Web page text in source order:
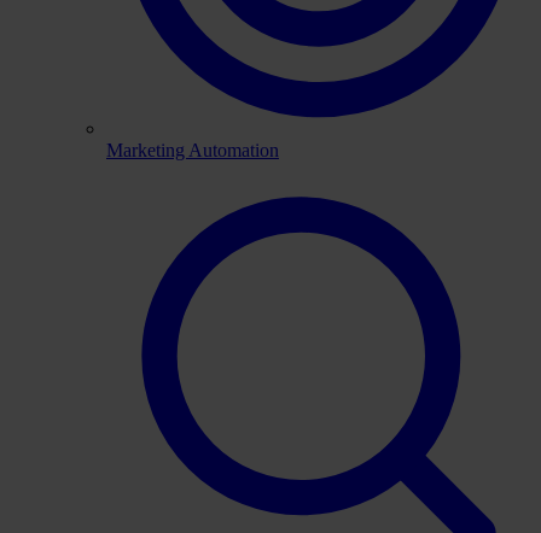
Marketing Automation